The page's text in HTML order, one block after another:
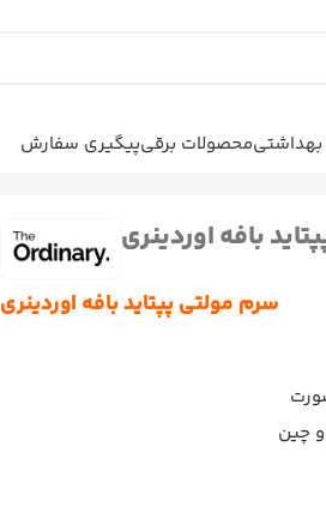
محصولات برقیپیگیری سفارش
بافه اوردینری
سرم مولتی پپتاید بافه اوردینری
و چین